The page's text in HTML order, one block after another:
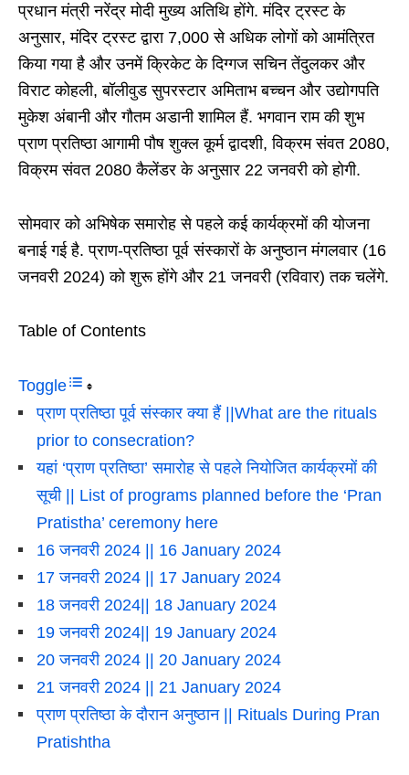
प्रधान मंत्री नरेंद्र मोदी मुख्य अतिथि होंगे. मंदिर ट्रस्ट के
अनुसार, मंदिर ट्रस्ट द्वारा 7,000 से अधिक लोगों को आमंत्रित
किया गया है और उनमें क्रिकेट के दिग्गज सचिन तेंदुलकर और
विराट कोहली, बॉलीवुड सुपरस्टार अमिताभ बच्चन और उद्योगपति
मुकेश अंबानी और गौतम अडानी शामिल हैं. भगवान राम की शुभ
प्राण प्रतिष्ठा आगामी पौष शुक्ल कूर्म द्वादशी, विक्रम संवत 2080,
विक्रम संवत 2080 कैलेंडर के अनुसार 22 जनवरी को होगी.
सोमवार को अभिषेक समारोह से पहले कई कार्यक्रमों की योजना
बनाई गई है. प्राण-प्रतिष्ठा पूर्व संस्कारों के अनुष्ठान मंगलवार (16
जनवरी 2024) को शुरू होंगे और 21 जनवरी (रविवार) तक चलेंगे.
Table of Contents
Toggle
प्राण प्रतिष्ठा पूर्व संस्कार क्या हैं ||What are the rituals
prior to consecration?
यहां ‘प्राण प्रतिष्ठा’ समारोह से पहले नियोजित कार्यक्रमों की
सूची || List of programs planned before the ‘Pran
Pratistha’ ceremony here
16 जनवरी 2024 || 16 January 2024
17 जनवरी 2024 || 17 January 2024
18 जनवरी 2024|| 18 January 2024
19 जनवरी 2024|| 19 January 2024
20 जनवरी 2024 || 20 January 2024
21 जनवरी 2024 || 21 January 2024
प्राण प्रतिष्ठा के दौरान अनुष्ठान || Rituals During Pran
Pratishtha